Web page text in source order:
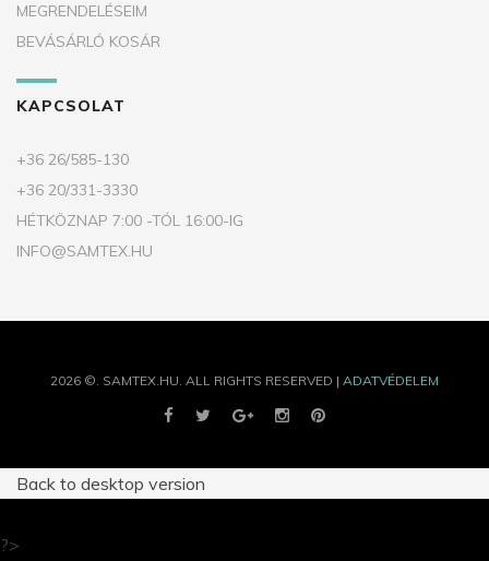
MEGRENDELÉSEIM
BEVÁSÁRLÓ KOSÁR
KAPCSOLAT
+36 26/585-130
+36 20/331-3330
HÉTKÖZNAP 7:00 -TÓL 16:00-IG
INFO@SAMTEX.HU
2026 ©. SAMTEX.HU. ALL RIGHTS RESERVED | ADATVÉDELEM
Back to desktop version
?>